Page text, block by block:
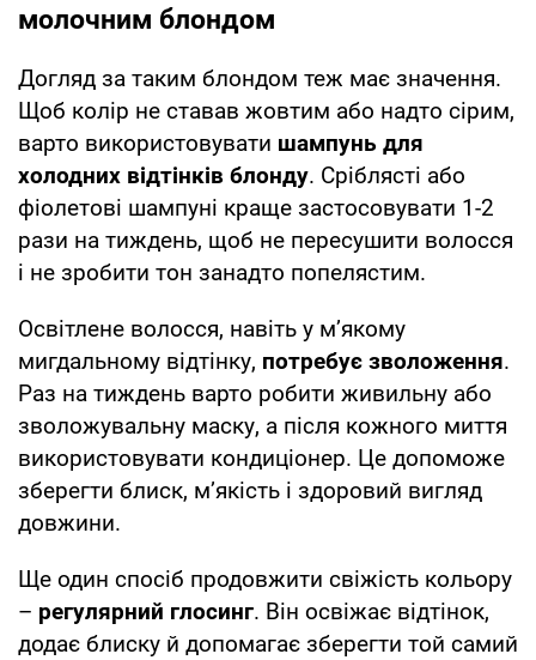
молочним блондом
Догляд за таким блондом теж має значення.
Щоб колір не ставав жовтим або надто сірим,
варто використовувати шампунь для
холодних відтінків блонду. Сріблясті або
фіолетові шампуні краще застосовувати 1-2
рази на тиждень, щоб не пересушити волосся
і не зробити тон занадто попелястим.
Освітлене волосся, навіть у м’якому
мигдальному відтінку, потребує зволоження.
Раз на тиждень варто робити живильну або
зволожувальну маску, а після кожного миття
використовувати кондиціонер. Це допоможе
зберегти блиск, м’якість і здоровий вигляд
довжини.
Ще один спосіб продовжити свіжість кольору
– регулярний глосинг. Він освіжає відтінок,
додає блиску й допомагає зберегти той самий